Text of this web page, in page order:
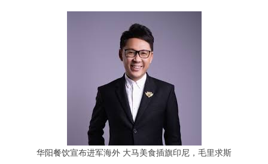
华阳餐饮宣布进军海外 大马美食插旗印尼，毛里求斯